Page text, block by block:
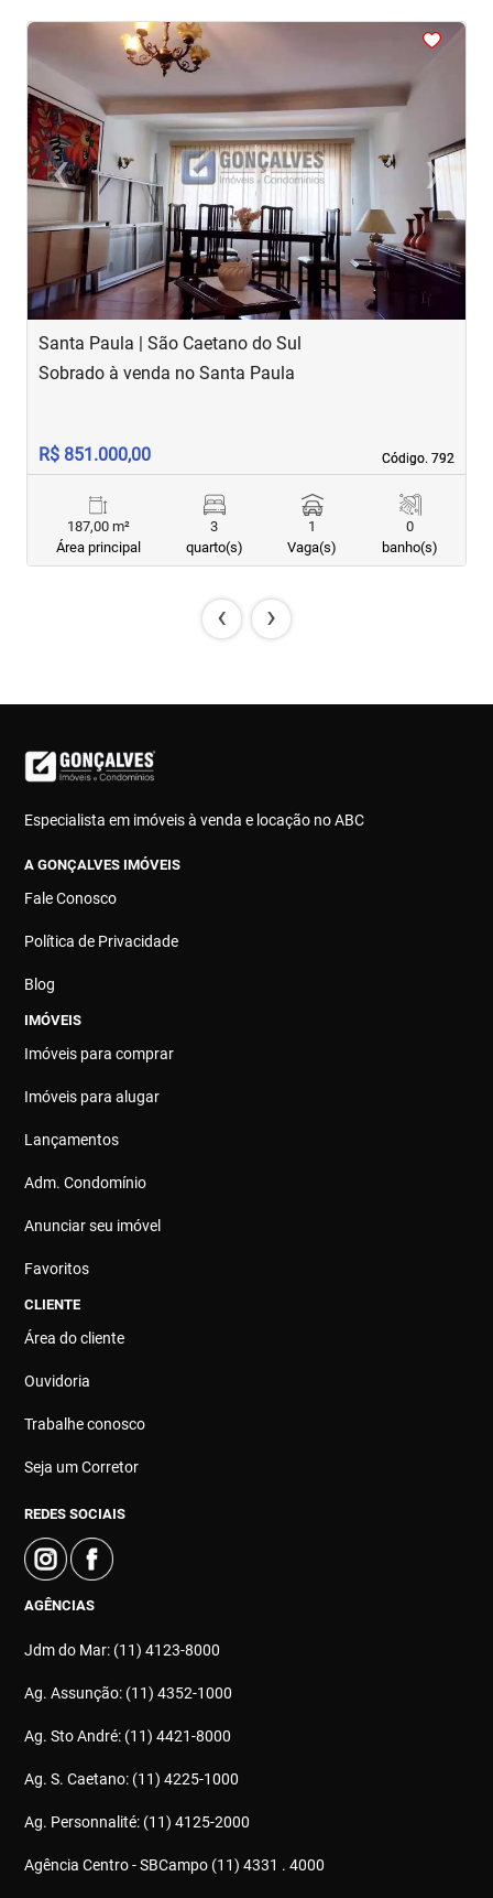
<
‹Previous ›
Next
Santa Paula | São Caetano do Sul
Código. 792
Código. 792
Sobrado à venda no Santa Paula
R$ 851.000,00
187,00 m²
Área principal
3
quarto(s)
1
Vaga(s)
0
banho(s)
‹ ›
Especialista em imóveis à venda e locação no ABC
A GONÇALVES IMÓVEIS
Fale Conosco
Política de Privacidade
Blog
IMÓVEIS
Imóveis para comprar
Imóveis para alugar
Lançamentos
Adm. Condomínio
Anunciar seu imóvel
Favoritos
CLIENTE
Área do cliente
Ouvidoria
Trabalhe conosco
Seja um Corretor
REDES SOCIAIS
AGÊNCIAS
Jdm do Mar: (11) 4123-8000
Ag. Assunção: (11) 4352-1000
Ag. Sto André: (11) 4421-8000
Ag. S. Caetano: (11) 4225-1000
Ag. Personnalité: (11) 4125-2000
Agência Centro - SBCampo (11) 4331 . 4000